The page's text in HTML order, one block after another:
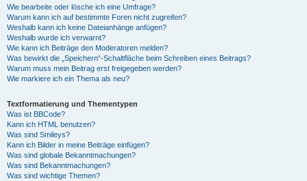
Wie bearbeite oder lösche ich eine Umfrage?
Warum kann ich auf bestimmte Foren nicht zugreifen?
Weshalb kann ich keine Dateianhänge anfügen?
Weshalb wurde ich verwarnt?
Wie kann ich Beiträge den Moderatoren melden?
Was bewirkt die „Speichern“-Schaltfläche beim Schreiben eines Beitrags?
Warum muss mein Beitrag erst freigegeben werden?
Wie markiere ich ein Thema als neu?
Textformatierung und Thementypen
Was ist BBCode?
Kann ich HTML benutzen?
Was sind Smileys?
Kann ich Bilder in meine Beiträge einfügen?
Was sind globale Bekanntmachungen?
Was sind Bekanntmachungen?
Was sind wichtige Themen?